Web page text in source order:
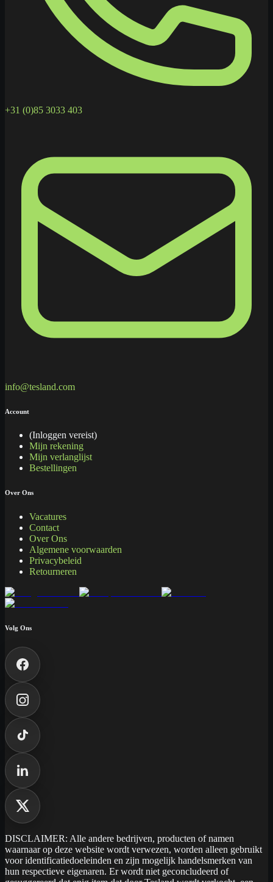
+31 (0)85 3033 403
info@tesland.com
Account
(Inloggen vereist)
Mijn rekening
Mijn verlanglijst
Bestellingen
Over Ons
Vacatures
Contact
Over Ons
Algemene voorwaarden
Privacybeleid
Retourneren
Volg Ons
DISCLAIMER: Alle andere bedrijven, producten of namen
waarnaar op deze website wordt verwezen, worden alleen gebruikt
voor identificatiedoeleinden en zijn mogelijk handelsmerken van
hun respectieve eigenaren. Er wordt niet geconcludeerd of